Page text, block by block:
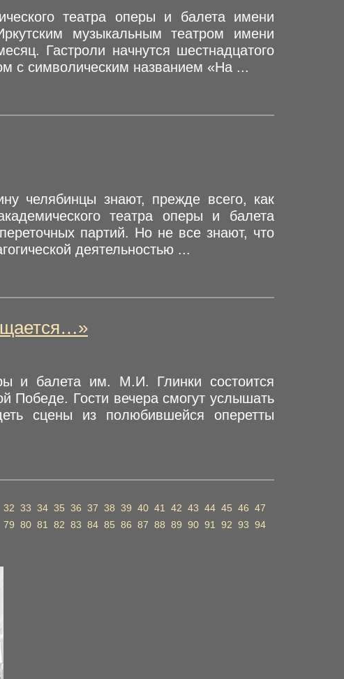
театра оперы и балета имени
музыкальным театром имени
Гастроли начнутся шестнадцатого
с символическим названием «На ...
челябинцы знают, прежде всего, как
театра оперы и балета
партий. Но не все знают, что
деятельностью ...
и балета им. М.И. Глинки состоится
Победе. Гости вечера смогут услышать
сцены из полюбившейся оперетты
32 33 34 35 36 37 38 39 40 41 42 43 44 45 46 47
79 80 81 82 83 84 85 86 87 88 89 90 91 92 93 94